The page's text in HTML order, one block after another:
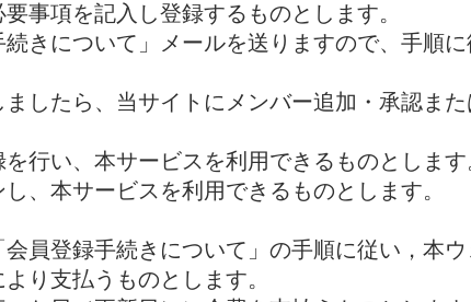
事項を記入し登録するものとします。
きについて」メールを送りますので、手順
したら、当サイトにメンバー追加・承認ま
行い、本サービスを利用できるものとします
、本サービスを利用できるものとします。
員登録手続きについて」の手順に従い，本
り支払うものとします。